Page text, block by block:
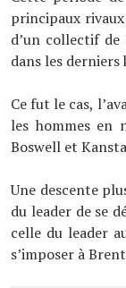
principaux
d’un collectif
dans les derniers
Ce fut le cas,
les hommes en
Boswell et
Une descente
du leader de se
celle du leader
s’imposer à